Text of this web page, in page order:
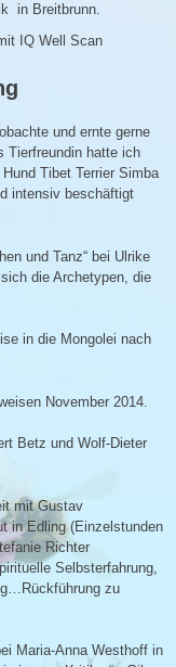
in Breitbrunn.
IQ Well Scan
und ernte gerne
Tierfreundin hatte ich
Tibet Terrier Simba
intensiv beschäftigt
und Tanz“ bei Ulrike
die Archetypen, die
in die Mongolei nach
November 2014.
Betz und Wolf-Dieter
mit Gustav
in Edling (Einzelstunden
Richter
Selbsterfahrung,
zu
Maria-Anna Westhoff in